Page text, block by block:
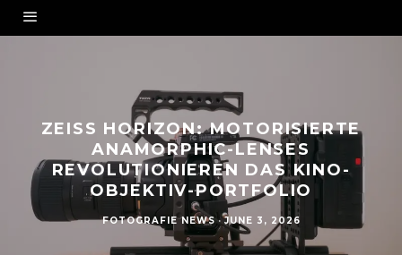
ZEISS HORIZON: MOTORISIERTE
ANAMORPHIC-LENSES
REVOLUTIONIEREN DAS KINO-
OBJEKTIV-PORTFOLIO
FOTOGRAFIE NEWS · JUNE 3, 2026